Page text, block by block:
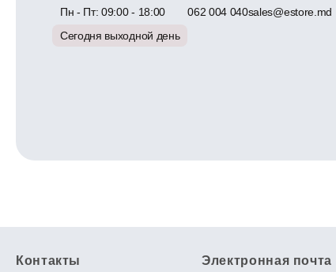
Пн - Пт: 09:00 - 18:00
Сегодня выходной день
062 004 040sales@estore.md
Контакты Электронная почта